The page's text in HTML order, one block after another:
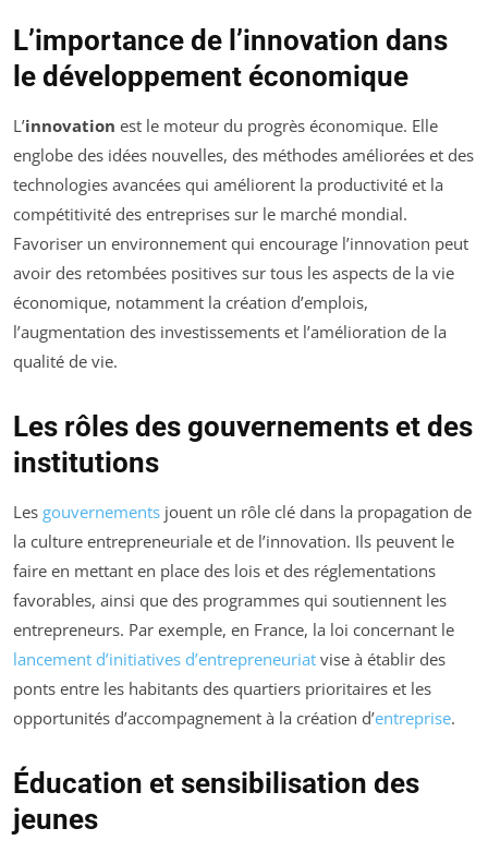
L’importance de l’innovation dans
le développement économique
L’innovation est le moteur du progrès économique. Elle
englobe des idées nouvelles, des méthodes améliorées et des
technologies avancées qui améliorent la productivité et la
compétitivité des entreprises sur le marché mondial.
Favoriser un environnement qui encourage l’innovation peut
avoir des retombées positives sur tous les aspects de la vie
économique, notamment la création d’emplois,
l’augmentation des investissements et l’amélioration de la
qualité de vie.
Les rôles des gouvernements et des
institutions
Les gouvernements jouent un rôle clé dans la propagation de
la culture entrepreneuriale et de l’innovation. Ils peuvent le
faire en mettant en place des lois et des réglementations
favorables, ainsi que des programmes qui soutiennent les
entrepreneurs. Par exemple, en France, la loi concernant le
lancement d’initiatives d’entrepreneuriat vise à établir des
ponts entre les habitants des quartiers prioritaires et les
opportunités d’accompagnement à la création d’entreprise.
Éducation et sensibilisation des
jeunes